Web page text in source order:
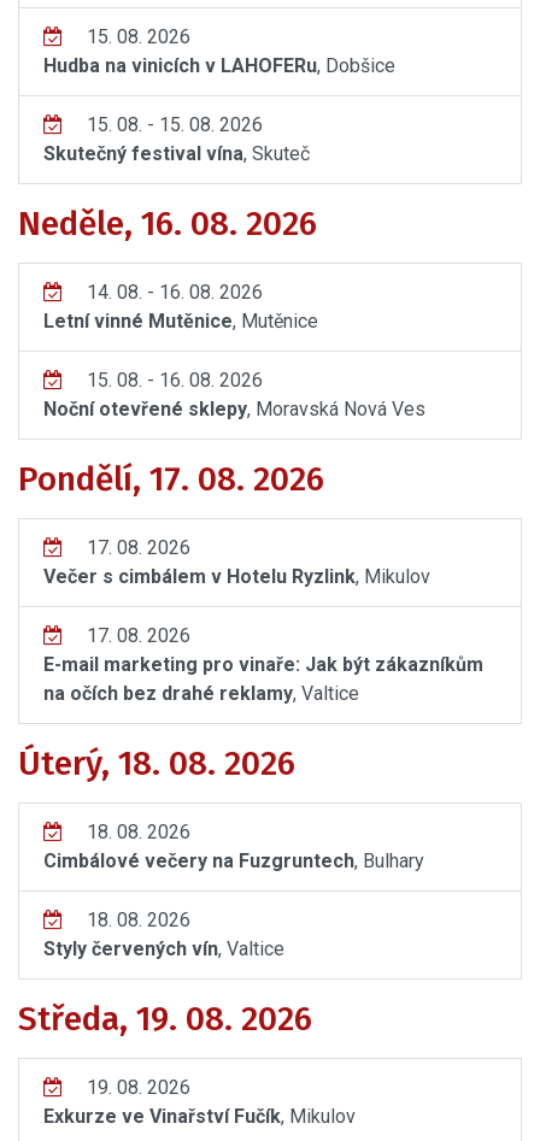
15. 08. 2026
Hudba na vinicích v LAHOFERu, Dobšice
15. 08. - 15. 08. 2026
Skutečný festival vína, Skuteč
Neděle, 16. 08. 2026
14. 08. - 16. 08. 2026
Letní vinné Mutěnice, Mutěnice
15. 08. - 16. 08. 2026
Noční otevřené sklepy, Moravská Nová Ves
Pondělí, 17. 08. 2026
17. 08. 2026
Večer s cimbálem v Hotelu Ryzlink, Mikulov
17. 08. 2026
E-mail marketing pro vinaře: Jak být zákazníkům
na očích bez drahé reklamy, Valtice
Úterý, 18. 08. 2026
18. 08. 2026
Cimbálové večery na Fuzgruntech, Bulhary
18. 08. 2026
Styly červených vín, Valtice
Středa, 19. 08. 2026
19. 08. 2026
Exkurze ve Vinařství Fučík, Mikulov